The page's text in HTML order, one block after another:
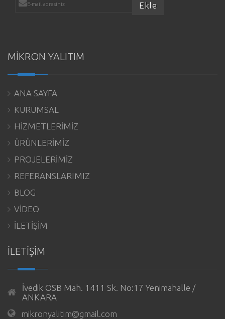
MİKRON YALITIM
ANA SAYFA
KURUMSAL
HİZMETLERİMİZ
ÜRÜNLERİMİZ
PROJELERİMİZ
REFERANSLARIMIZ
BLOG
VİDEO
İLETİŞİM
İLETİŞİM
İvedik OSB Mah. 1411 Sk. No:17 Yenimahalle /
ANKARA
mikronyalitim@gmail.com